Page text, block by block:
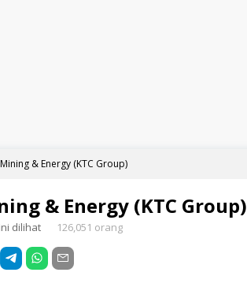
& Energy (KTC Group)
& Energy (KTC Group)
dilihat 126,051 orang